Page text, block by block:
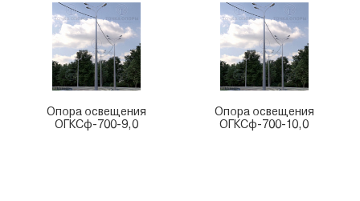
Опора освещения
ОГКСф-700-9,0
Опора освещения
ОГКСф-700-10,0